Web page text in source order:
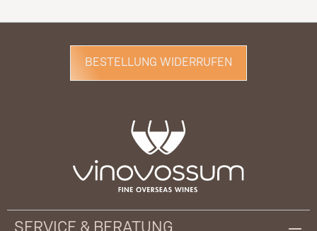
BESTELLUNG WIDERRUFEN